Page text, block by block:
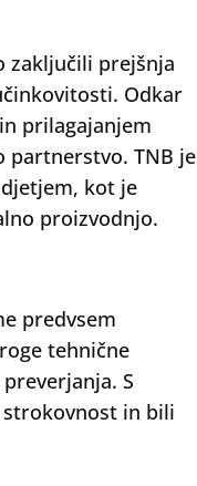
zaključili prejšnja
Odkar
prilagajanjem
partnerstvo. TNB je
kot je
proizvodnjo.
predvsem
tehnične
S
strokovnost in bili